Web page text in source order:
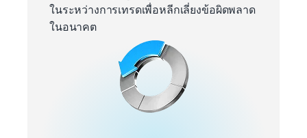
ในระหว่างการเทรดเพื่อหลีกเลี่ยงข้อผิดพลาด
ในอนาคต